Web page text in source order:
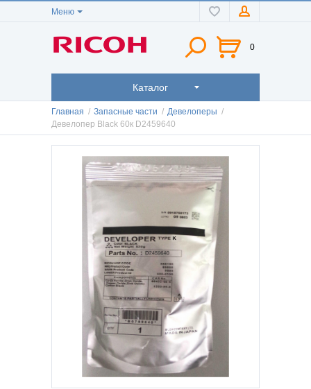
Меню
0
Каталог
Главная / Запасные части / Девелоперы /
Девелопер Black 60к D2459640